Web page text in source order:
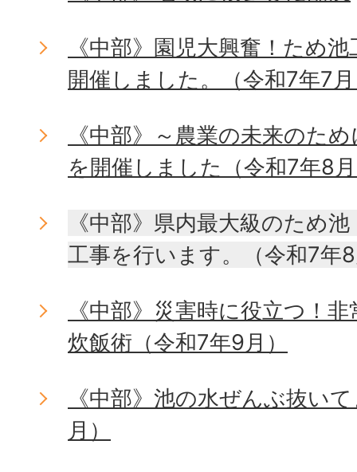
《中部》園児大興奮！ため
開催しました。（令和7年7
《中部》～農業の未来のた
を開催しました（令和7年8
《中部》県内最大級のため
工事を行います。（令和7年
《中部》災害時に役立つ！
炊飯術（令和7年9月）
《中部》池の水ぜんぶ抜い
月）